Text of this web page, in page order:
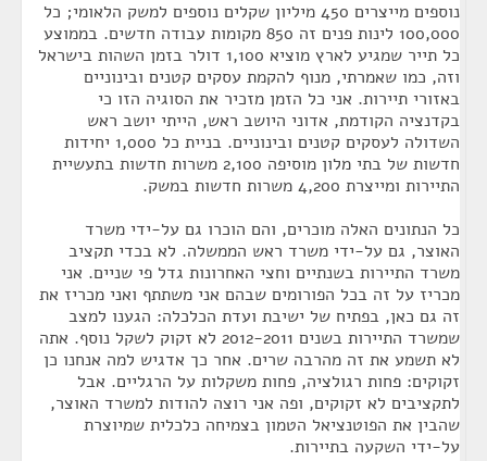
נוספים מייצרים 450 מיליון שקלים נוספים למשק הלאומי; כל
100,000 לינות פנים זה 850 מקומות עבודה חדשים. בממוצע
כל תייר שמגיע לארץ מוציא 1,100 דולר בזמן השהות בישראל
וזה, כמו שאמרתי, מנוף להקמת עסקים קטנים ובינוניים
באזורי תיירות. אני כל הזמן מזכיר את הסוגיה הזו כי
בקדנציה הקודמת, אדוני היושב ראש, הייתי יושב ראש
השדולה לעסקים קטנים ובינוניים. בניית כל 1,000 יחידות
חדשות של בתי מלון מוסיפה 2,100 משרות חדשות בתעשיית
התיירות ומייצרת 4,200 משרות חדשות במשק.
כל הנתונים האלה מוכרים, והם הוכרו גם על-ידי משרד
האוצר, גם על-ידי משרד ראש הממשלה. לא בכדי תקציב
משרד התיירות בשנתיים וחצי האחרונות גדל פי שניים. אני
מכריז על זה בכל הפורומים שבהם אני משתתף ואני מכריז את
זה גם כאן, בפתיח של ישיבת ועדת הכלכלה: הגענו למצב
שמשרד התיירות בשנים 2012-2011 לא זקוק לשקל נוסף. אתה
לא תשמע את זה מהרבה שרים. אחר כך אדגיש למה אנחנו כן
זקוקים: פחות רגולציה, פחות משקלות על הרגליים. אבל
לתקציבים לא זקוקים, ופה אני רוצה להודות למשרד האוצר,
שהבין את הפוטנציאל הטמון בצמיחה כלכלית שמיוצרת
על-ידי השקעה בתיירות.